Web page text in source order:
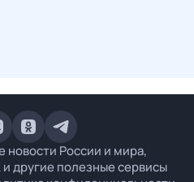
России и мира,
другие полезные сервисы